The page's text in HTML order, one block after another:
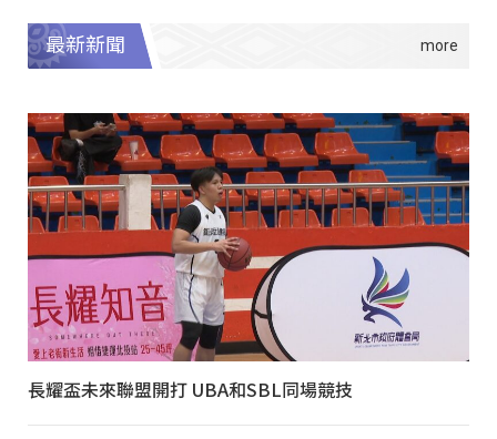
最新新聞
長耀盃未來聯盟開打 UBA和SBL同場競技